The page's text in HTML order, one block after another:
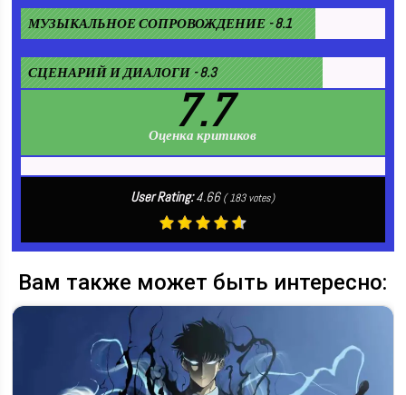
МУЗЫКАЛЬНОЕ СОПРОВОЖДЕНИЕ - 8.1
СЦЕНАРИЙ И ДИАЛОГИ - 8.3
7.7
Оценка критиков
User Rating:4.66 (183votes)
Вам также может быть интересно: